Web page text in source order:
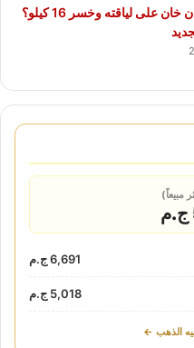
كيف حافظ سلمان خان على لياقته وخسر 16 كيلو؟
6,691 ج.م
5,018 ج.م
الذهب ←